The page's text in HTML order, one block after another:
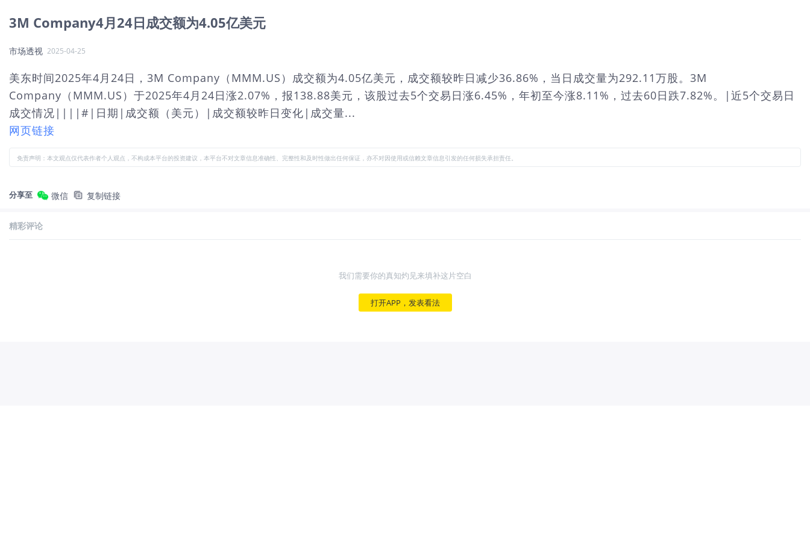
3M Company4月24日成交额为4.05亿美元
市场透视 2025-04-25
美东时间2025年4月24日，3M Company（MMM.US）成交额为4.05亿美元，成交额较昨日减少36.86%，当日成交量为292.11万股。3M
Company（MMM.US）于2025年4月24日涨2.07%，报138.88美元，该股过去5个交易日涨6.45%，年初至今涨8.11%，过去60日跌7.82%。|近5个交易日
成交情况||||#|日期|成交额（美元）|成交额较昨日变化|成交量...
网页链接
免责声明：本文观点仅代表作者个人观点，不构成本平台的投资建议，本平台不对文章信息准确性、完整性和及时性做出任何保证，亦不对因使用或信赖文章信息引发的任何损失承担责任。
分享至 微信 复制链接
精彩评论
我们需要你的真知灼见来填补这片空白
打开APP，发表看法